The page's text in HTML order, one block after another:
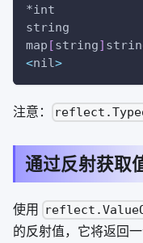
*int
string
map [string]
<nil>
注意：
通过反射获取
使用
的反射值，它将返回